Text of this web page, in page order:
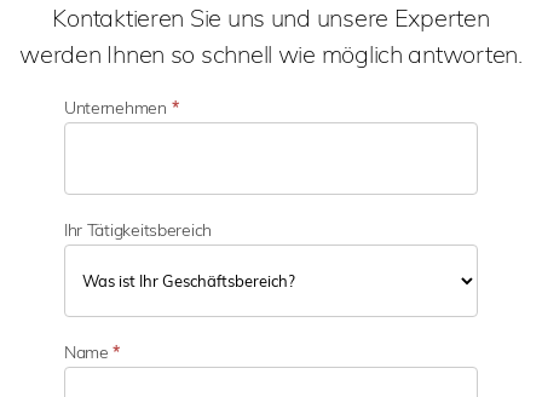
Kontaktieren Sie uns und unsere Experten
werden Ihnen so schnell wie möglich antworten.
Unternehmen *
Ihr Tätigkeitsbereich
h
r
Name*